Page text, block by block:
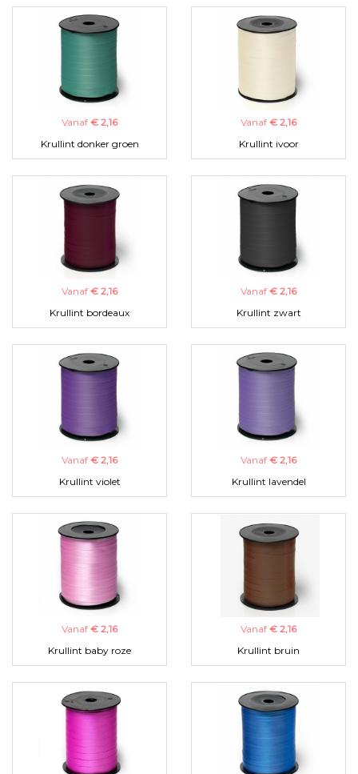
Vanaf € 2,16
Krullint donker groen
Vanaf € 2,16
Krullint ivoor
Vanaf € 2,16
Krullint bordeaux
Vanaf € 2,16
Krullint zwart
Vanaf € 2,16
Krullint violet
Vanaf € 2,16
Krullint lavendel
Vanaf € 2,16
Krullint baby roze
Vanaf € 2,16
Krullint bruin